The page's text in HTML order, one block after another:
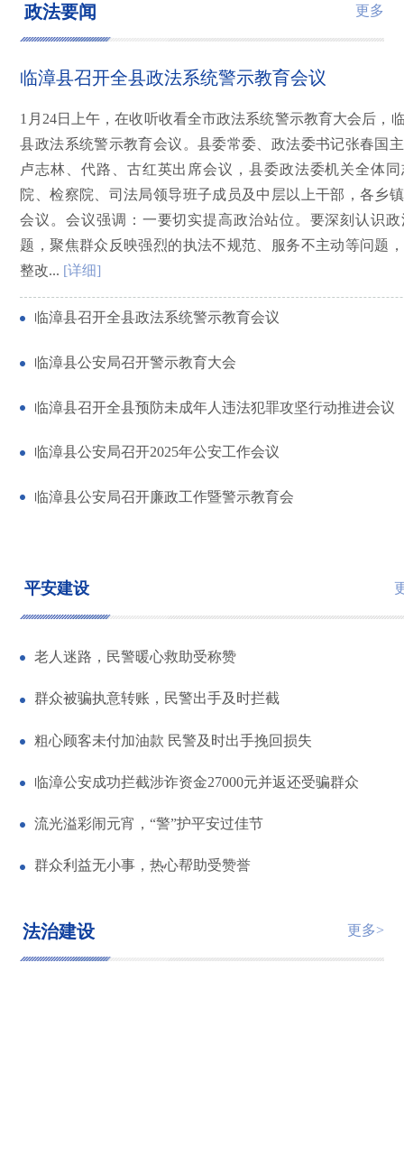
更多
政法要闻
临漳县召开全县政法系统警示教育会议
1月24日上午，在收听收看全市政法系统警示教育大会后，
县政法系统警示教育会议。县委常委、政法委书记张春国
卢志林、代路、古红英出席会议，县委政法委机关全体
院、检察院、司法局领导班子成员及中层以上干部，各乡
会议。会议强调：一要切实提高政治站位。要深刻认识
题，聚焦群众反映强烈的执法不规范、服务不主动等问题
整改... [详细]
临漳县召开全县政法系统警示教育会议
临漳县公安局召开警示教育大会
临漳县召开全县预防未成年人违法犯罪攻坚行动推进会议
临漳县公安局召开2025年公安工作会议
临漳县公安局召开廉政工作暨警示教育会
平安建设
老人迷路，民警暖心救助受称赞
群众被骗执意转账，民警出手及时拦截
粗心顾客未付加油款 民警及时出手挽回损失
临漳公安成功拦截涉诈资金27000元并返还受骗群众
流光溢彩闹元宵，“警”护平安过佳节
群众利益无小事，热心帮助受赞誉
法治建设 更多>